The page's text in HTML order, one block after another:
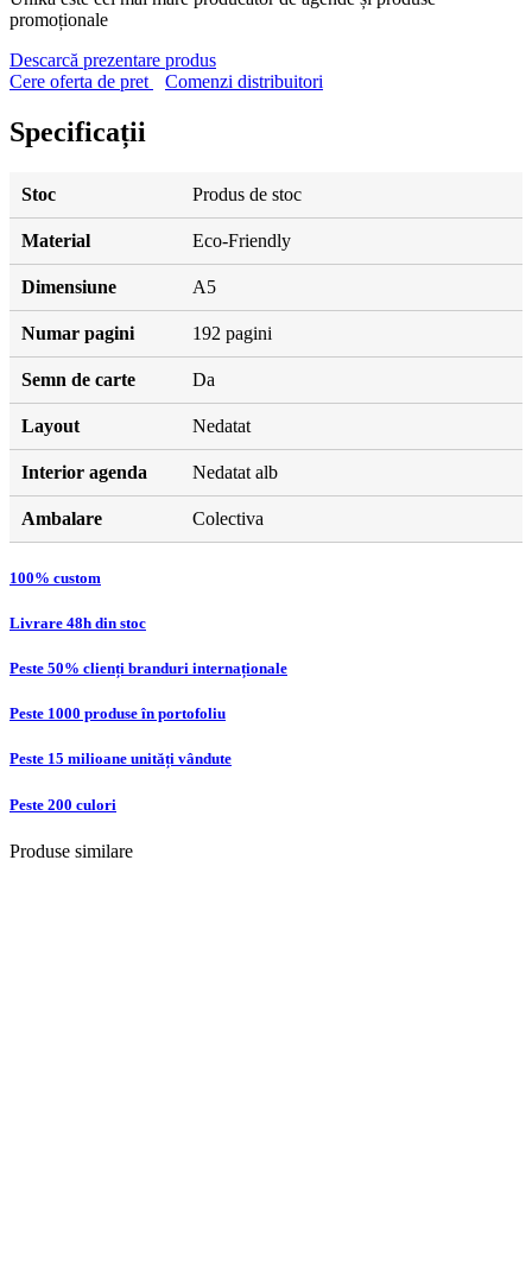
promoționale
Descarcă prezentare produs
Cere oferta de pret
Comenzi distribuitori
Specificații
Stoc Produs de stoc
Material Eco-Friendly
Dimensiune A5
Numar pagini 192 pagini
Semn de carte Da
Layout Nedatat
Interior agenda Nedatat alb
Ambalare Colectiva
100% custom
Livrare 48h din stoc
Peste 50% clienți branduri internaționale
Peste 1000 produse în portofoliu
Peste 15 milioane unități vândute
Peste 200 culori
Produse similare